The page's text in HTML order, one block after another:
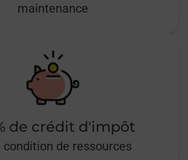
maintenance
de crédit d'impôt
condition de ressources